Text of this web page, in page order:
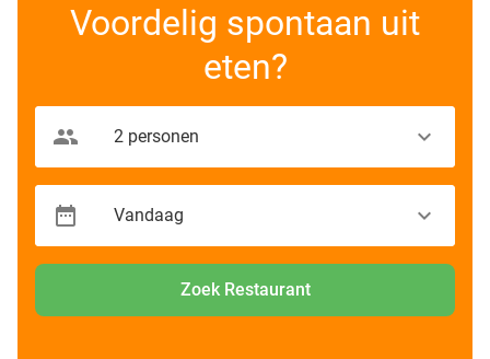
Voordelig spontaan uit
eten?
Zoek Restaurant